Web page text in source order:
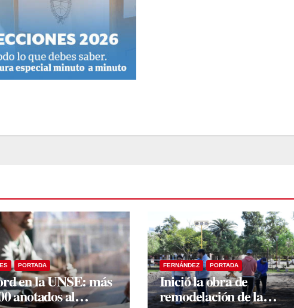
PORTADA
en la UNSE: más
anotados al
FERNÁNDEZ PORTADA
Inició la obra de
remodelación de la